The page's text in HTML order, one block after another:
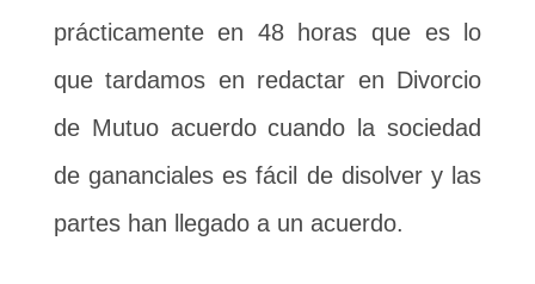
prácticamente en 48 horas que es lo
que tardamos en redactar en Divorcio
de Mutuo acuerdo cuando la sociedad
de gananciales es fácil de disolver y las
partes han llegado a un acuerdo.